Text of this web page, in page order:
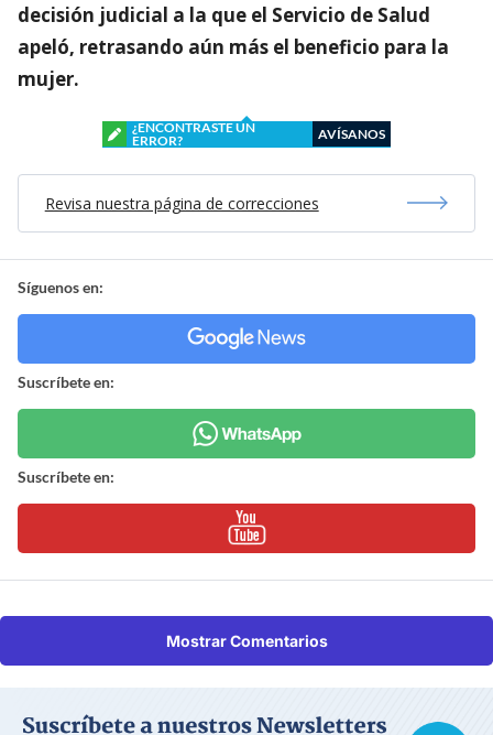
decisión judicial a la que el Servicio de Salud
apeló, retrasando aún más el beneficio para la
mujer.
¿ENCONTRASTE UN
ERROR?
AVÍSANOS
Revisa nuestra página de correcciones
Síguenos en:
Suscríbete en:
Suscríbete en:
Mostrar Comentarios